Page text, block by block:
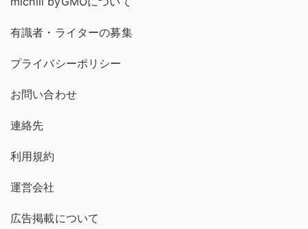
有識者・ライターの募集
プライバシーポリシー
お問い合わせ
連絡先
利用規約
運営会社
広告掲載について